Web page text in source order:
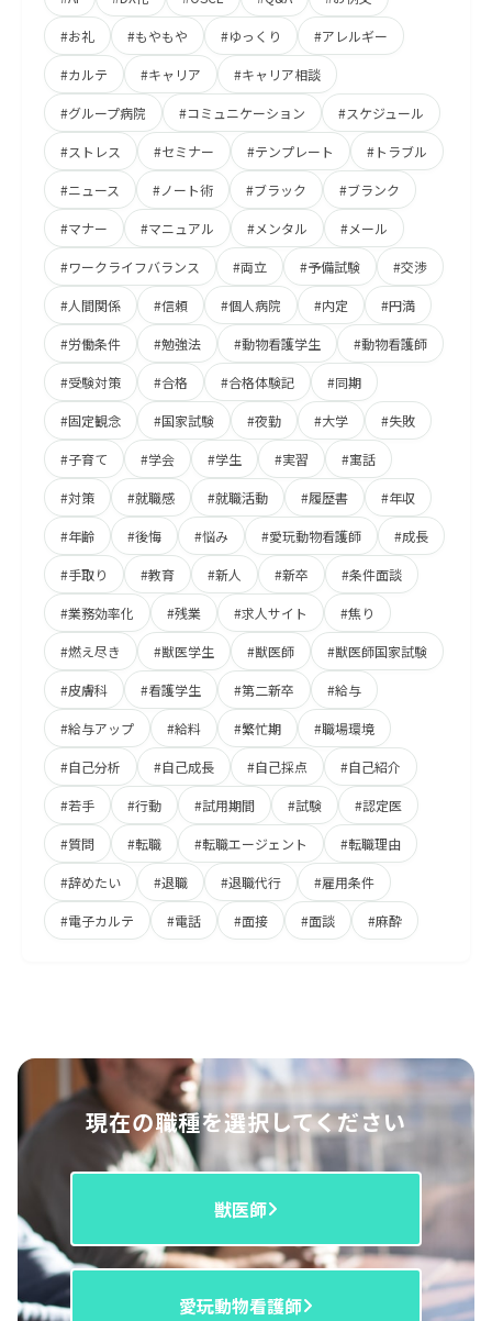
#お礼 #もやもや #ゆっくり #アレルギー
#カルテ #キャリア #キャリア相談
#グループ病院 #コミュニケーション #スケジュール
#ストレス #セミナー #テンプレート #トラブル
#ニュース #ノート術 #ブラック #ブランク
#マナー #マニュアル #メンタル #メール
#ワークライフバランス #両立 #予備試験 #交渉
#人間関係 #信頼 #個人病院 #内定 #円満
#労働条件 #勉強法 #動物看護学生 #動物看護師
#受験対策 #合格 #合格体験記 #同期
#固定観念 #国家試験 #夜勤 #大学 #失敗
#子育て #学会 #学生 #実習 #寓話
#対策 #就職感 #就職活動 #履歴書 #年収
#年齢 #後悔 #悩み #愛玩動物看護師 #成長
#手取り #教育 #新人 #新卒 #条件面談
#業務効率化 #残業 #求人サイト #焦り
#燃え尽き #獣医学生 #獣医師 #獣医師国家試験
#皮膚科 #看護学生 #第二新卒 #給与
#給与アップ #給料 #繁忙期 #職場環境
#自己分析 #自己成長 #自己採点 #自己紹介
#若手 #行動 #試用期間 #試験 #認定医
#質問 #転職 #転職エージェント #転職理由
#辞めたい #退職 #退職代行 #雇用条件
#電子カルテ #電話 #面接 #面談 #麻酔
現在の職種を選択してください
獣医師
愛玩動物看護師